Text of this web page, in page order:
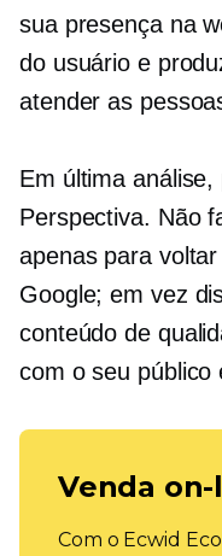
sua presença na
do usuário e
atender as
Em última análise,
Perspectiva. Não
apenas para
Google; em vez
conteúdo de
com o seu público
Venda
Com o Ecwid